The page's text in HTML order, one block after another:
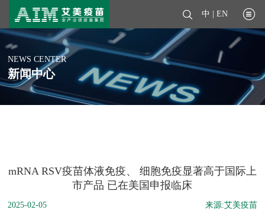
中 EN
NEWS CENTER
新闻中心
mRNA RSV疫苗体液免疫、 细胞免疫显著高于国际上
市产品 已在美国申报临床
2025-02-05 来源:艾美疫苗